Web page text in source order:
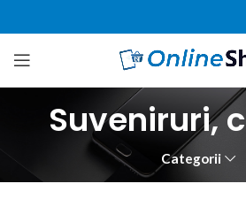
Suveniruri,
Categorii